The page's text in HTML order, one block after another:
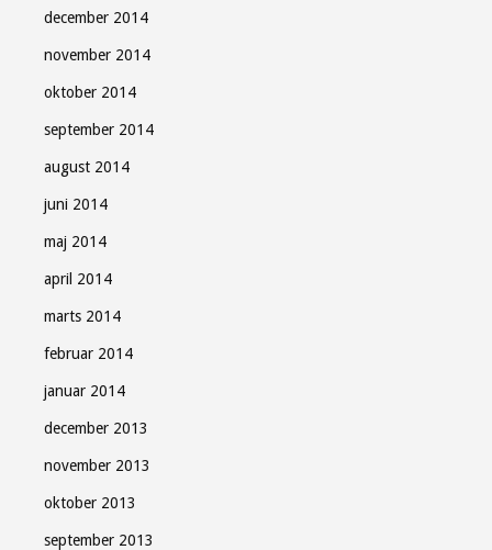
december 2014
november 2014
oktober 2014
september 2014
august 2014
juni 2014
maj 2014
april 2014
marts 2014
februar 2014
januar 2014
december 2013
november 2013
oktober 2013
september 2013